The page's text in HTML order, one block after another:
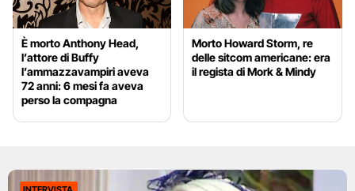
È morto Anthony Head,
l’attore di Buffy
l’ammazzavampiri aveva
72 anni: 6 mesi fa aveva
perso la compagna
Morto Howard Storm, re
delle sitcom americane: era
il regista di Mork & Mindy